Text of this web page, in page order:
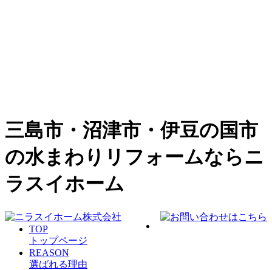
三島市・沼津市・伊豆の国市
の水まわりリフォームならニ
ラスイホーム
TOP
トップページ
REASON
選ばれる理由